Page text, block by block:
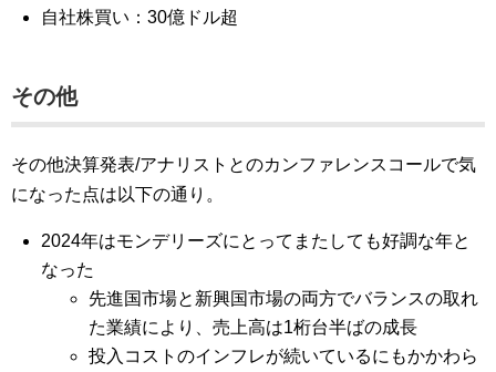
自社株買い：30億ドル超
その他
その他決算発表/アナリストとのカンファレンスコールで気
になった点は以下の通り。
2024年はモンデリーズにとってまたしても好調な年と
なった
先進国市場と新興国市場の両方でバランスの取れ
た業績により、売上高は1桁台半ばの成長
投入コストのインフレが続いているにもかかわら